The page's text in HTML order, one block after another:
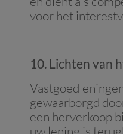
voor het
10. Lichten van
gewaarborgd
een herverkoop